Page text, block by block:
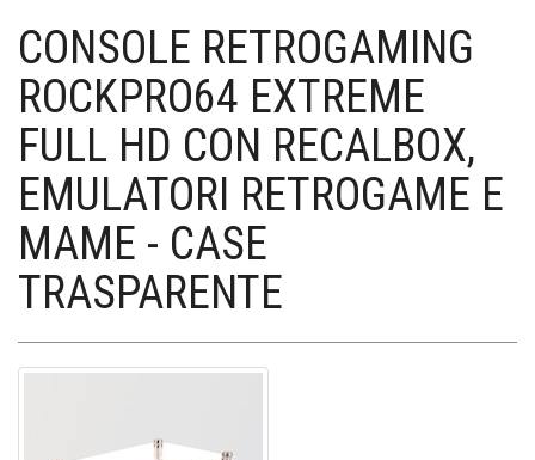
CONSOLE RETROGAMING
ROCKPRO64 EXTREME
FULL HD CON RECALBOX,
EMULATORI RETROGAME E
MAME - CASE
TRASPARENTE